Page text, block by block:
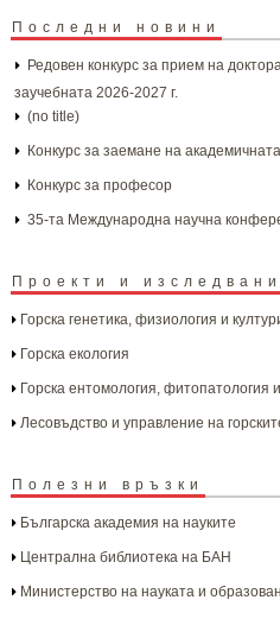
Последни новини
Редовен конкурс за прием на
заучебната 2026-2027 г.
(no title)
Конкурс за заемане на
Конкурс за професор
35-та Международна научна
Проекти и
Горска генетика, физиология и
Горска екология
Горска ентомология, фитопатология
Лесовъдство и управление на
Полезни връзки
Българска aкадемия на науките
Централна библиотека на БАН
Министерство на науката и